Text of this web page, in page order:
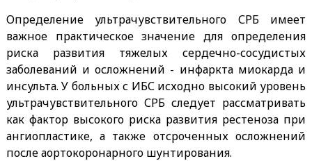
Определение ультрачувствительного СРБ имеет
важное практическое значение для определения
риска развития тяжелых сердечно-сосудистых
заболеваний и осложнений - инфаркта миокарда и
инсульта. У больных с ИБС исходно высокий уровень
ультрачувствительного СРБ следует рассматривать
как фактор высокого риска развития рестеноза при
ангиопластике, а также отсроченных осложнений
после аортокоронарного шунтирования.